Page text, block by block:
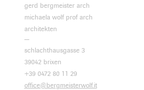
gerd bergmeister arch
michaela wolf prof arch
architekten
schlachthausgasse 3
39042 brixen
+39 0472 80 11 29
office@bergmeisterwolf.it